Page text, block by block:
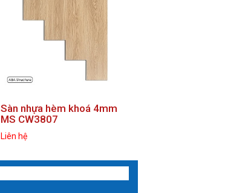
Sàn nhựa hèm khoá 4mm
MS CW3807
Liên hệ